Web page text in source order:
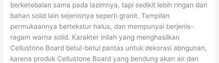
berketebalan sama pada lazimnya, tapi sedikit lebih ringan dari
bahan solid lain sejenisnya seperti granit. Tampilan
permukaannya bertekstur halus, dan mempunyai berjenis-
ragam warna solid. Karakter inilah yang menghasilkan
Cellustone Board betul-betul pantas untuk dekorasi abngunan,
karena produk Cellustone Board yang bendung akan air dan